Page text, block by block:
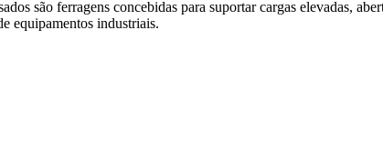
são ferragens concebidas para suportar cargas elevadas,
equipamentos industriais.